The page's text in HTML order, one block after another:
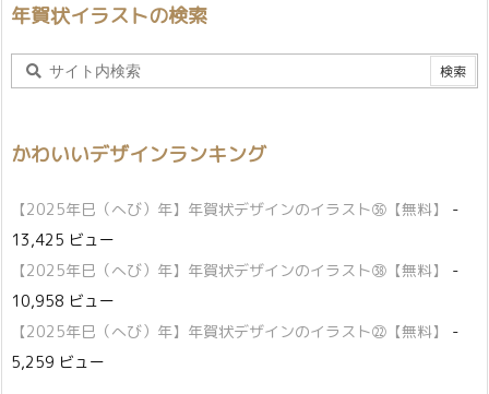
年賀状イラストの検索
かわいいデザインランキング
【2025年巳（へび）年】年賀状デザインのイラスト㊱【無料】
-
13,425 ビュー
【2025年巳（へび）年】年賀状デザインのイラスト㊳【無料】
-
10,958 ビュー
【2025年巳（へび）年】年賀状デザインのイラスト㉒【無料】
-
5,259 ビュー